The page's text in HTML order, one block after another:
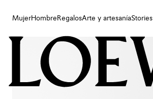
MujerHombre RegalosArte y artesaníaStories
Mujer
Arte y artesanía